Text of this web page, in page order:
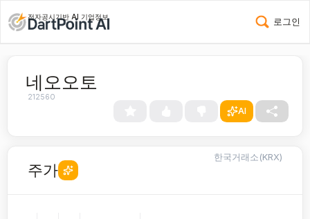
전자공시기반 AI 기업정보 로그인
네오오토
212560
AI
주가
한국거래소(KRX)